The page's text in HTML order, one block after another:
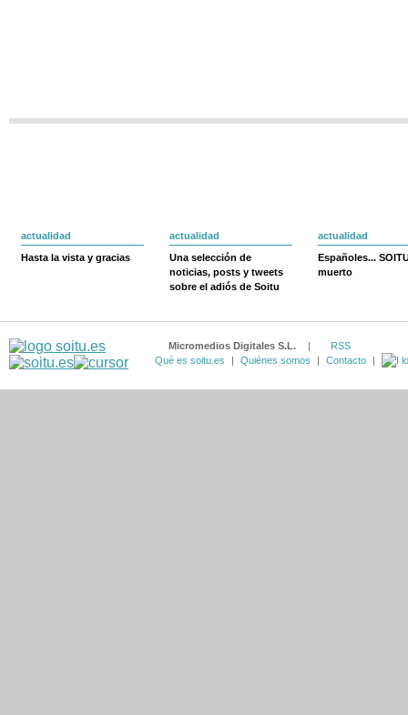
actualidad
Hasta la vista y gracias
actualidad
Una selección de
noticias, posts y tweets
sobre el adiós de Soitu
actualidad
Españoles...
muerto
Micromedios Digitales S.L. |
RSS
Qué es soitu.es
| Quiénes somos | Contacto |